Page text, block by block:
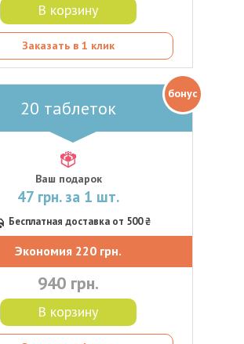
В корзину
Заказать в 1 клик
20 таблеток
Ваш подарок
47 грн. за 1 шт.
Бесплатная доставка от 500 ₴
Экономия 220 грн.
940 грн.
В корзину
бонус